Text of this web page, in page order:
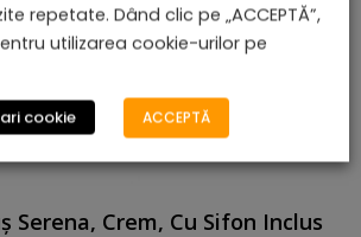
Serena, Crem, Cu Sifon Inclus
repetate. Dând clic pe „ACCEPTĂ”,
utilizarea cookie-urilor pe
cookie ACCEPTĂ